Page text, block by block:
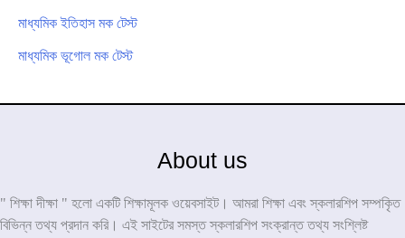
মাধ্যমিক ইতিহাস মক টেস্ট
মাধ্যমিক ভূগোল মক টেস্ট
About us
" শিক্ষা দীক্ষা " হলো একটি শিক্ষামূলক ওয়েবসাইট। আমরা শিক্ষা এবং স্কলারশিপ সম্পকৃিত
বিভিন্ন তথ্য প্রদান করি। এই সাইটের সমস্ত স্কলারশিপ সংক্রান্ত তথ্য সংশ্লিষ্ট